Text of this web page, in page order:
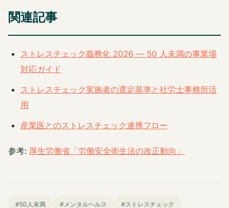
関連記事
ストレスチェック義務化 2026 ― 50 人未満の事業場
対応ガイド
ストレスチェック実施者の選定基準と社労士事務所活
用
産業医とのストレスチェック連携フロー
参考: 厚生労働省「労働安全衛生法の改正動向」
#50人未満 #メンタルヘルス #ストレスチェック